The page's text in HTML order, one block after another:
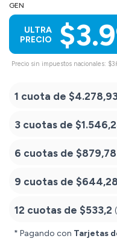
GEN
ULTRA
PRECIO
Precio sin impuestos nacionales:
1 cuota de
3 cuotas de
6 cuotas de $879,78
9 cuotas de $644,28
12 cuotas de $533,2
* Pagando con Tarjetas